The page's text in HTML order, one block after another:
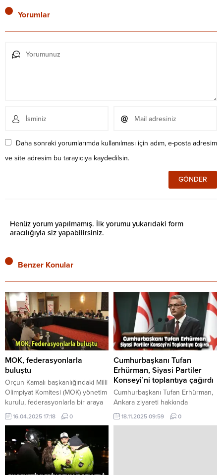
Yorumlar
Daha sonraki yorumlarımda kullanılması için adım, e-posta adresim
ve site adresim bu tarayıcıya kaydedilsin.
Henüz yorum yapılmamış. İlk yorumu yukarıdaki form
aracılığıyla siz yapabilirsiniz.
Benzer Konular
MOK, federasyonlarla
buluştu
Orçun Kamalı başkanlığındaki Milli
Olimpiyat Komitesi (MOK) yönetim
kurulu, federasyonlarla bir araya
geldi. Toplantı öncesinde kurul
kendi içinde toplanarak
gündemdeki konuları
değerlendirdi. Ardından Lefkoşa
Grand Pasha Hotel’de
federasyonlarla tanışma ve
dayanışma toplantısı
16.04.2025 17:18 0
Cumhurbaşkanı Tufan
Erhürman, Siyasi Partiler
Konseyi’ni toplantıya çağırdı
Cumhurbaşkanı Tufan Erhürman,
Ankara ziyareti hakkında
bilgilendirme yapmak ve 20
Kasım’da gerçekleştirilecek
18.11.2025 09:59 0